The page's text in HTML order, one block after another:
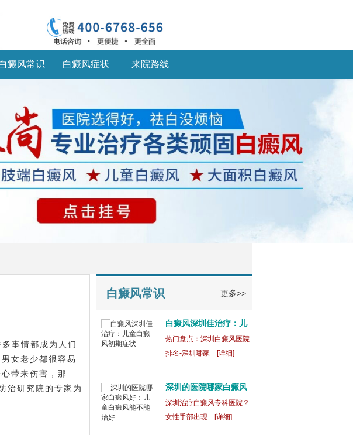
癜风常识 白癜风症状 来院路线
事情都成为人们
女老少都很容易
带来伤害，那
治研究院的专家为
白癜风常识 更多>>
【健康指南】深圳中医白癜
风医院[三强公... [详细]
白癜风深圳佳治疗：儿
热门盘点：深圳白癜风医院
排名-深圳哪家... [详细]
深圳的医院哪家白癜风
深圳治疗白癜风专科医院？
女性手部出现... [详细]